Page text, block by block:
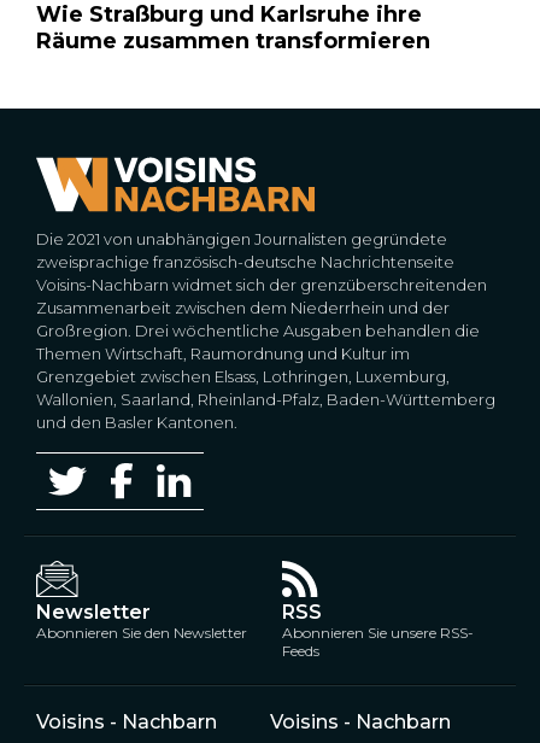
Wie Straßburg und Karlsruhe ihre
Räume zusammen transformieren
Die 2021 von unabhängigen Journalisten gegründete
zweisprachige französisch-deutsche Nachrichtenseite
Voisins-Nachbarn widmet sich der grenzüberschreitenden
Zusammenarbeit zwischen dem Niederrhein und der
Großregion. Drei wöchentliche Ausgaben behandlen die
Themen Wirtschaft, Raumordnung und Kultur im
Grenzgebiet zwischen Elsass, Lothringen, Luxemburg,
Wallonien, Saarland, Rheinland-Pfalz, Baden-Württemberg
und den Basler Kantonen.
Newsletter
Abonnieren Sie den Newsletter
RSS
Abonnieren Sie unsere RSS-
Feeds
Voisins - Nachbarn Voisins - Nachbarn